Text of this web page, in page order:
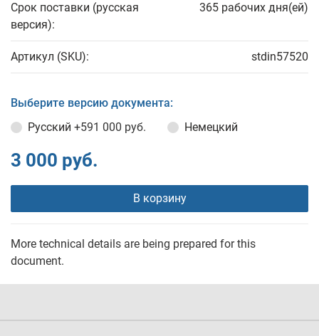
Срок поставки (русская
версия):
365 рабочих дня(ей)
Артикул (SKU): stdin57520
Выберите версию документа:
Русский +591 000 руб. Немецкий
3 000 руб.
В корзину
More technical details are being prepared for this
document.